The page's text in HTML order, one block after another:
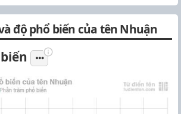
độ phổ biến của tên Nhuận